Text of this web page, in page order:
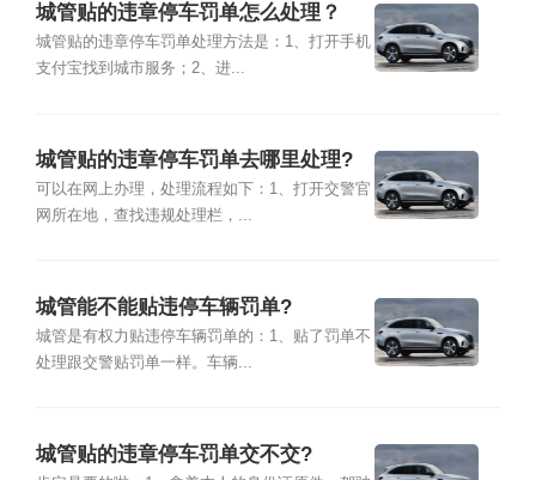
城管贴的违章停车罚单怎么处理？
城管贴的违章停车罚单处理方法是：1、打开手机
支付宝找到城市服务；2、进...
城管贴的违章停车罚单去哪里处理?
可以在网上办理，处理流程如下：1、打开交警官
网所在地，查找违规处理栏，...
城管能不能贴违停车辆罚单?
城管是有权力贴违停车辆罚单的：1、贴了罚单不
处理跟交警贴罚单一样。车辆...
城管贴的违章停车罚单交不交?